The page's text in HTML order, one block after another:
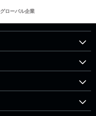
グローバル企業